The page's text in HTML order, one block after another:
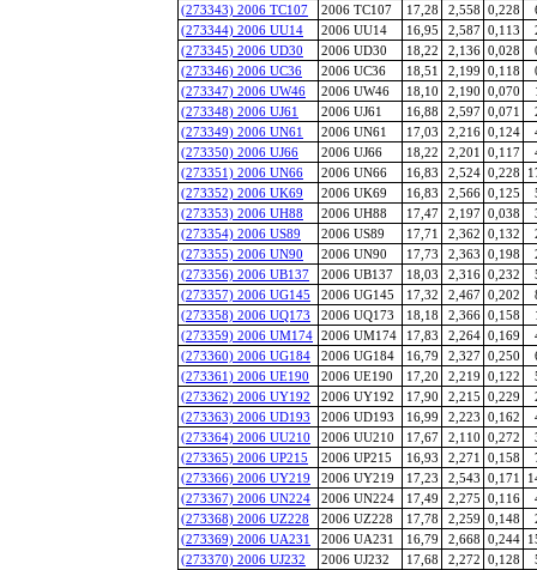
(273343) 2006 TC107
2006 TC107 17,28 2,558 0,228
(273344) 2006 UU14
2006 UU14 16,95 2,587 0,113
(273345) 2006 UD30
2006 UD30 18,22 2,136 0,028
(273346) 2006 UC36
2006 UC36 18,51 2,199 0,118
(273347) 2006 UW46
2006 UW46 18,10 2,190 0,070
(273348) 2006 UJ61
2006 UJ61 16,88 2,597 0,071
(273349) 2006 UN61
2006 UN61 17,03 2,216 0,124
(273350) 2006 UJ66
2006 UJ66 18,22 2,201 0,117
(273351) 2006 UN66
2006 UN66 16,83 2,524 0,228
(273352) 2006 UK69
2006 UK69 16,83 2,566 0,125
(273353) 2006 UH88
2006 UH88 17,47 2,197 0,038
(273354) 2006 US89
2006 US89 17,71 2,362 0,132
(273355) 2006 UN90
2006 UN90 17,73 2,363 0,198
(273356) 2006 UB137
2006 UB137 18,03 2,316 0,232
(273357) 2006 UG145
2006 UG145 17,32 2,467 0,202
(273358) 2006 UQ173
2006 UQ173 18,18 2,366 0,158
(273359) 2006 UM174 2006 UM174 17,83 2,264 0,169
(273360) 2006 UG184
2006 UG184 16,79 2,327 0,250
(273361) 2006 UE190
2006 UE190 17,20 2,219 0,122
(273362) 2006 UY192
2006 UY192 17,90 2,215 0,229
(273363) 2006 UD193
2006 UD193 16,99 2,223 0,162
(273364) 2006 UU210
2006 UU210 17,67 2,110 0,272
(273365) 2006 UP215
2006 UP215 16,93 2,271 0,158
(273366) 2006 UY219
2006 UY219 17,23 2,543 0,171
(273367) 2006 UN224
2006 UN224 17,49 2,275 0,116
(273368) 2006 UZ228
2006 UZ228 17,78 2,259 0,148
(273369) 2006 UA231
2006 UA231 16,79 2,668 0,244
(273370) 2006 UJ232
2006 UJ232 17,68 2,272 0,128